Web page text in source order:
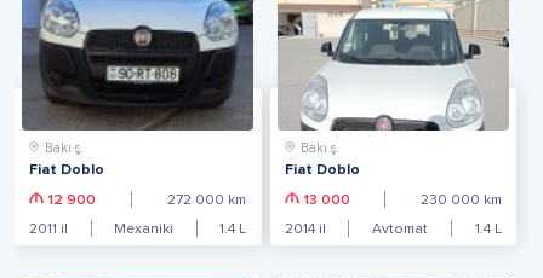
Bakı ş.
Fiat Doblo
12 900 272 000 km
2011 il Mexaniki 1.4 L
Bakı ş.
Fiat Doblo
13 000 230 000 km
2014il Avtomat 1.4L